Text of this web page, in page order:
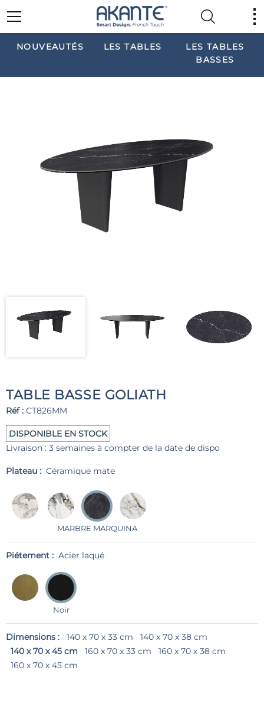
NOUVEAUTÉS LES TABLES
LES TABLES
BASSES
TABLE BASSE GOLIATH
Réf : CT826MM
DISPONIBLE EN STOCK
Livraison : 3 semaines à compter de la date de dispo
Plateau : Céramique mate
MARBRE MARQUINA
Piétement : Acier laqué
Noir
Dimensions : 140 x 70 x 33 cm
140 x 70 x 38 cm
140 x 70 x 45 cm
160 x 70 x 33 cm
160 x 70 x 38 cm
160 x 70 x 45 cm